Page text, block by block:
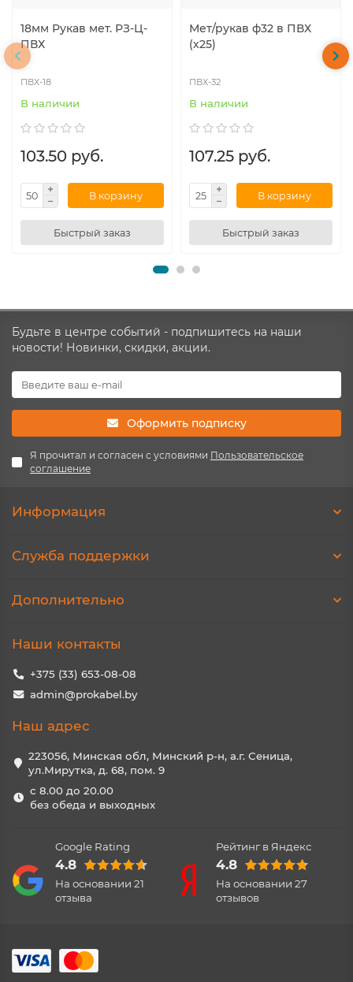
18мм Рукав мет. РЗ-Ц-
ПВХ
ПВХ-18
В наличии
103.50 руб.
В корзину
Быстрый заказ
Мет/рукав ф32 в ПВХ
(х25)
ПВХ-32
В наличии
107.25 руб.
В корзину
Быстрый заказ
Будьте в центре событий - подпишитесь на наши
новости! Новинки, скидки, акции.
Оформить подписку
Я прочитал и согласен с условиями Пользовательское
соглашение
Информация
Служба поддержки
Дополнительно
Наши контакты
+375 (33) 653-08-08
admin@prokabel.by
Наш адрес
223056, Минская обл, Минский р-н, а.г. Сеница,
ул.Мирутка, д. 68, пом. 9
с 8.00 до 20.00
без обеда и выходных
Google Rating
4.8
На основании 21
отзыва
Рейтинг в Яндекс
4.8
На основании 27
отзывов